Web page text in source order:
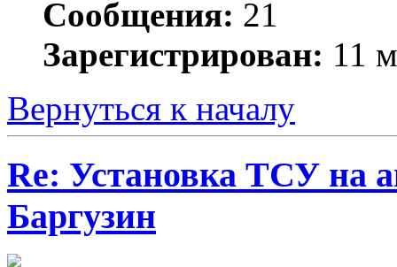
Сообщения: 21
Зарегистрирован: 11
Вернуться к началу
Re: Установка ТСУ на
Баргузин